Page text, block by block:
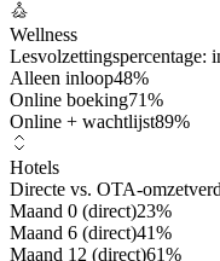
Wellness
Lesvolzettingspercentage:
Alleen inloop48%
Online boeking71%
Online + wachtlijst89%
Hotels
Directe vs. OTA-
Maand 0 (direct)23%
Maand 6 (direct)41%
Maand 12 (direct)61%